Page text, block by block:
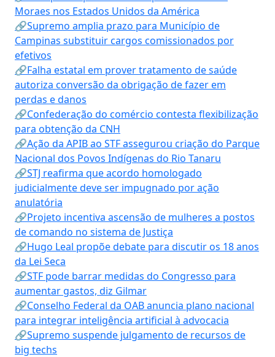
Moraes nos Estados Unidos da América
🔗Supremo amplia prazo para Município de
Campinas substituir cargos comissionados por
efetivos
🔗Falha estatal em prover tratamento de saúde
autoriza conversão da obrigação de fazer em
perdas e danos
🔗Confederação do comércio contesta flexibilização
para obtenção da CNH
🔗Ação da APIB ao STF assegurou criação do Parque
Nacional dos Povos Indígenas do Rio Tanaru
🔗STJ reafirma que acordo homologado
judicialmente deve ser impugnado por ação
anulatória
🔗Projeto incentiva ascensão de mulheres a postos
de comando no sistema de Justiça
🔗Hugo Leal propõe debate para discutir os 18 anos
da Lei Seca
🔗STF pode barrar medidas do Congresso para
aumentar gastos, diz Gilmar
🔗Conselho Federal da OAB anuncia plano nacional
para integrar inteligência artificial à advocacia
🔗Supremo suspende julgamento de recursos de
big techs